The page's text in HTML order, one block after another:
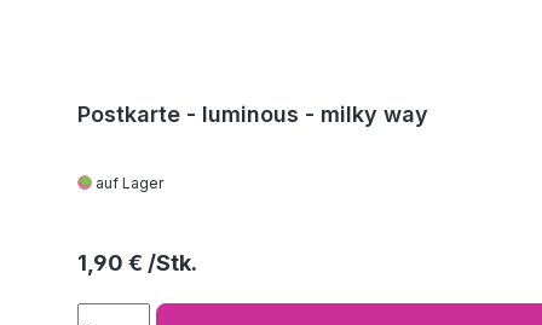
Postkarte - luminous - milky way
auf Lager
Regulärer Preis:
1,90 €